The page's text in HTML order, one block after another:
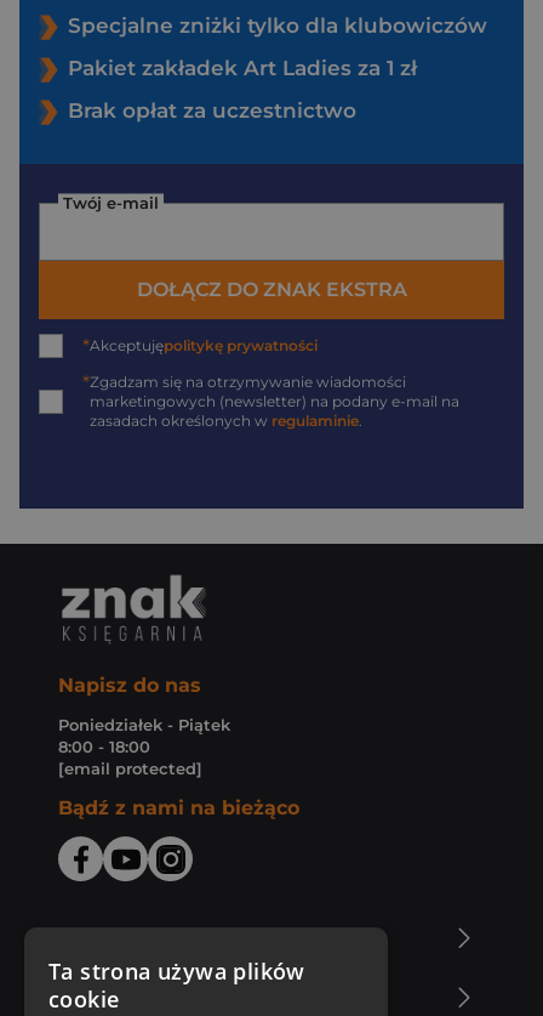
Specjalne zniżki tylko dla klubowiczów
Pakiet zakładek Art Ladies za 1 zł
Brak opłat za uczestnictwo
Twój e-mail
DOŁĄCZ DO ZNAK EKSTRA
*Akceptujępolitykę prywatności
*Zgadzam się na otrzymywanie wiadomości
marketingowych (newsletter) na podany e-mail na
zasadach określonych w regulaminie.
Napisz do nas
Poniedziałek - Piątek
8:00 - 18:00
[email protected]
Bądź z nami na bieżąco
Zakupy u nas
Ta strona używa plików
cookie